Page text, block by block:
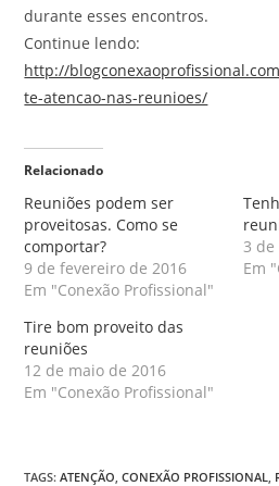
durante esses encontros.
Continue lendo:
http://
te-atencao-nas-reunioes/
Relacionado
Reuniões podem ser
proveitosas. Como se
comportar?
9 de fevereiro de 2016
Em "Conexão Profissional"
3
Em
Tire bom proveito das
reuniões
12 de maio de 2016
Em "Conexão Profissional"
TAGS:ATENÇÃO, CONEXÃO PROFISSIONAL,